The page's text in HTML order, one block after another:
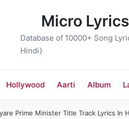
Micro Lyrics
Database of 10000+ Song
Hindi)
Hollywood Aarti Album
Pyare Prime Minister Title Track Lyrics In